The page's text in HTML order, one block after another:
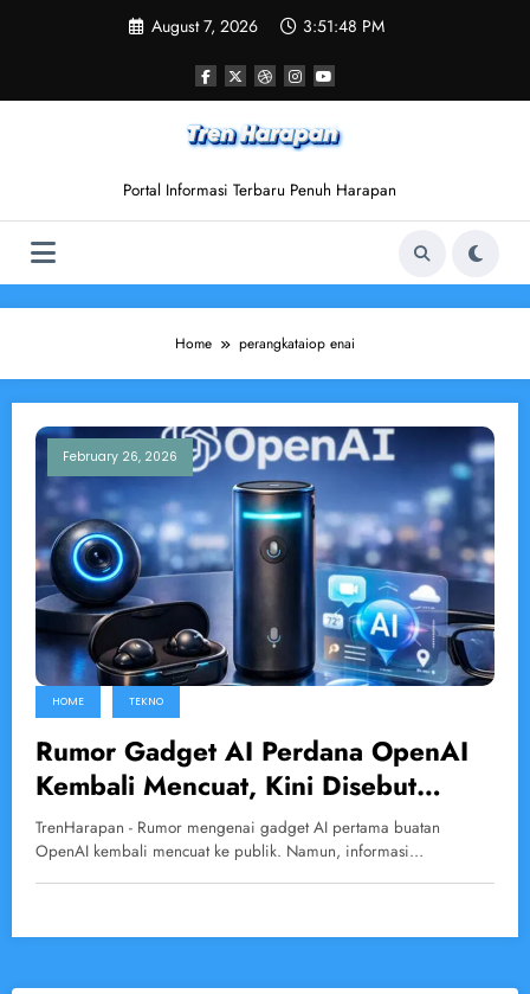
August 7, 2026 3:51:48 PM
Portal Informasi Terbaru Penuh Harapan
Home perangkataiop enai
February 26, 2026
HOME TEKNO
Rumor Gadget AI Perdana OpenAI
Kembali Mencuat, Kini Disebut
Berupa Smart Speaker Berkamera
TrenHarapan - Rumor mengenai gadget AI pertama buatan
OpenAI kembali mencuat ke publik. Namun, informasi…